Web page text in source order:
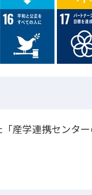
産学連携センタ